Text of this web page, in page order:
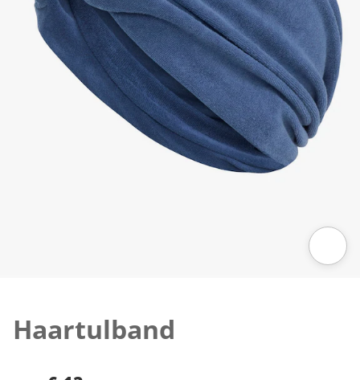
Haartulband